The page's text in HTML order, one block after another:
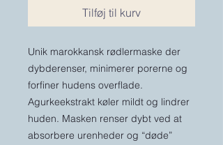
Tilføj til kurv
Unik marokkansk rødlermaske der
dybderenser, minimerer porerne og
forfiner hudens overflade.
Agurkeekstrakt køler mildt og lindrer
huden. Masken renser dybt ved at
absorbere urenheder og “døde”